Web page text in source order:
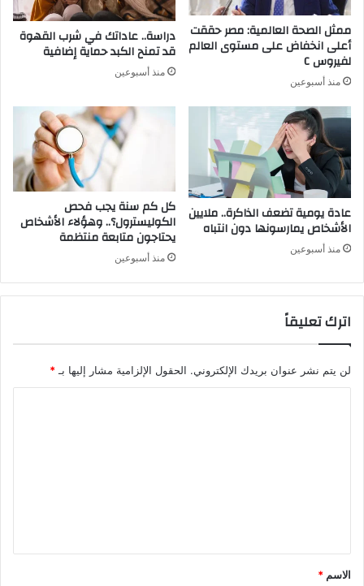
ممثل الصحة العالمية: مصر حققت
أعلى انخفاض على مستوى العالم
لفيروس C
منذ أسبوعين
دراسة.. عاداتك في شرب القهوة
قد تمنح الكبد حماية إضافية
منذ أسبوعين
عادة يومية تضعف الذاكرة.. ملايين
الأشخاص يمارسونها دون انتباه
منذ أسبوعين
كل كم سنة يجب فحص
الكوليسترول؟.. وهؤلاء الأشخاص
يحتاجون متابعة منتظمة
منذ أسبوعين
اترك تعليقاً
لن يتم نشر عنوان بريدك الإلكتروني. الحقول الإلزامية مشار إليها بـ *
*
الاسم *